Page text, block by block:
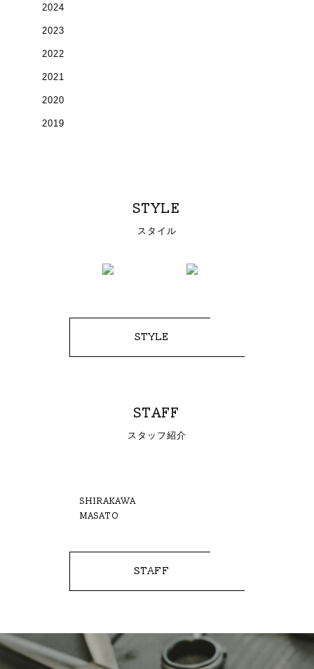
2024
2023
2022
2021
2020
2019
STYLE
スタイル
STYLE
STAFF
スタッフ紹介
SHIRAKAWA
MASATO
STAFF